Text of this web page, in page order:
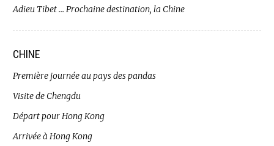
Adieu Tibet … Prochaine destination, la Chine
CHINE
Première journée au pays des pandas
Visite de Chengdu
Départ pour Hong Kong
Arrivée à Hong Kong